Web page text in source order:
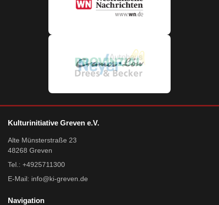
Kulturinitiative Greven e.V.
Alte Münsterstraße 23
48268 Greven
Tel.: +4925711300
E-Mail: info@ki-greven.de
Navigation